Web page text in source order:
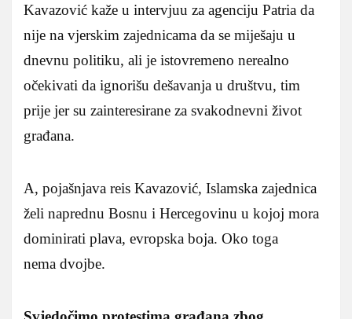
Kavazović kaže u intervjuu za agenciju Patria da
nije na vjerskim zajednicama da se miješaju u
dnevnu politiku, ali je istovremeno nerealno
očekivati da ignorišu dešavanja u društvu, tim
prije jer su zainteresirane za svakodnevni život
građana.
A, pojašnjava reis Kavazović, Islamska zajednica
želi naprednu Bosnu i Hercegovinu u kojoj mora
dominirati plava, evropska boja. Oko toga
nema dvojbe.